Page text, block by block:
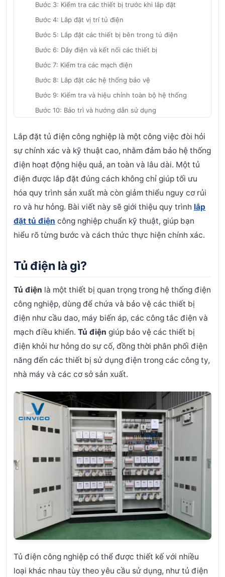
Bước 3: Kiểm tra các thiết bị trước khi lắp đặt
Bước 4: Lắp đặt vị trí tủ điện
Bước 5: Lắp đặt các thiết bị bên trong tủ điện
Bước 6: Dây điện và kết nối các thiết bị
Bước 7: Kiểm tra các mạch điện
Bước 8: Lắp đặt các hệ thống bảo vệ
Bước 9: Kiểm tra và hiệu chỉnh toàn bộ hệ thống
Bước 10: Bảo trì và hướng dẫn sử dụng
nghiệp chất lượng cao
Lắp đặt tủ điện công nghiệp là một công việc đòi hỏi
sự chính xác và kỹ thuật cao, nhằm đảm bảo hệ thống
điện hoạt động hiệu quả, an toàn và lâu dài. Một tủ
điện được lắp đặt đúng cách không chỉ giúp tối ưu
hóa quy trình sản xuất mà còn giảm thiểu nguy cơ rủi
ro và hư hỏng. Bài viết này sẽ giới thiệu quy trình lắp
đặt tủ điện công nghiệp chuẩn kỹ thuật, giúp bạn
hiểu rõ từng bước và cách thức thực hiện chính xác.
Tủ điện là gì?
Tủ điện là một thiết bị quan trọng trong hệ thống điện
công nghiệp, dùng để chứa và bảo vệ các thiết bị
điện như cầu dao, máy biến áp, các công tắc điện và
mạch điều khiển. Tủ điện giúp bảo vệ các thiết bị
điện khỏi hư hỏng do sự cố, đồng thời phân phối điện
năng đến các thiết bị sử dụng điện trong các công ty,
nhà máy và các cơ sở sản xuất.
Tủ điện công nghiệp có thể được thiết kế với nhiều
loại khác nhau tùy theo yêu cầu sử dụng, như tủ điện